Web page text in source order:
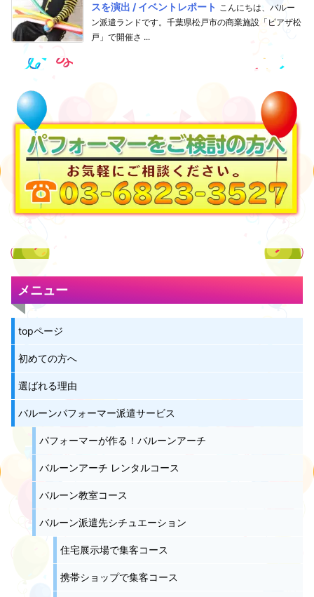
スを演出 / イベントレポート
こんにちは、バルー
ン派遣ランドです。千葉県松戸市の商業施設「ピアザ松
戸」で開催さ ...
メニュー
topページ
初めての方へ
選ばれる理由
バルーンパフォーマー派遣サービス
パフォーマーが作る！バルーンアーチ
バルーンアーチ レンタルコース
バルーン教室コース
バルーン派遣先シチュエーション
住宅展示場で集客コース
携帯ショップで集客コース